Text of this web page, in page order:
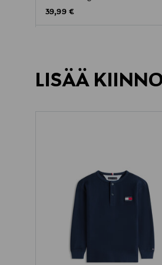
Original Price
39,99 €
LISÄÄ